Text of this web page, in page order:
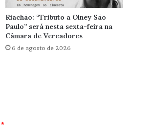
Riachão: “Tributo a Olney São
Paulo” será nesta sexta-feira na
Câmara de Vereadores
6 de agosto de 2026
*